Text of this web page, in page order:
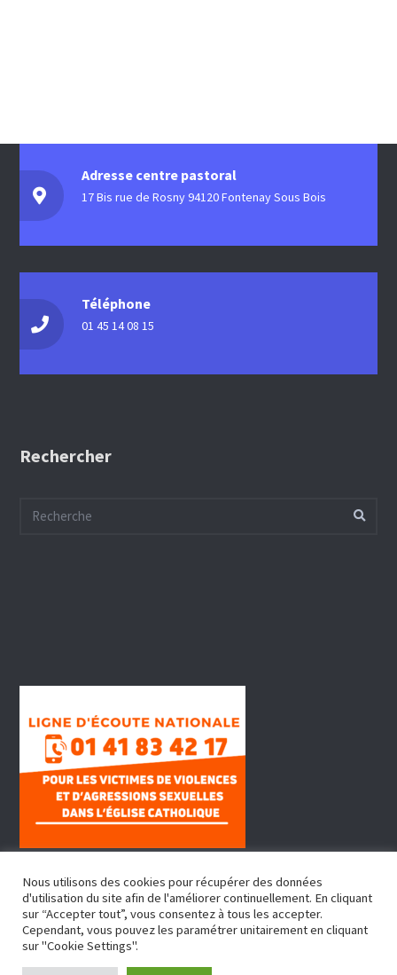
Adresse centre pastoral
17 Bis rue de Rosny 94120 Fontenay Sous Bois
Téléphone
01 45 14 08 15
Rechercher
Copyright © 2022, Doyenné Fontenay Sous Bois
Nous utilisons des cookies pour récupérer des données
d'utilisation du site afin de l'améliorer continuellement. En cliquant
sur “Accepter tout”, vous consentez à tous les accepter.
Cependant, vous pouvez les paramétrer unitairement en cliquant
sur "Cookie Settings".